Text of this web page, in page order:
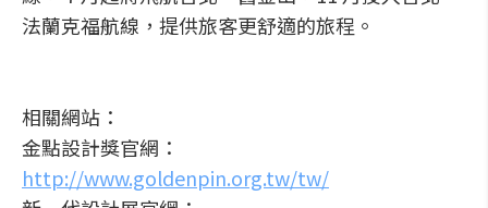
法蘭克福航線，提供旅客更舒適的旅程。
相關網站：
金點設計獎官網：
http://www.goldenpin.org.tw/tw/